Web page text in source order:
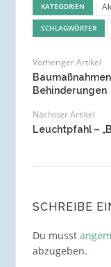
KATEGORIEN
SCHLAGWÖRTER
Vorheriger Artikel
Behinderungen
Nächster Artikel
Leuchtpfahl –
SCHREIBE
Du musst
abzugeben.